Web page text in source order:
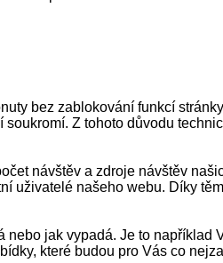
bez zablokování funkcí
Z tohoto důvodu
návštěv a zdroje návštěv
uživatelé našeho webu. Díky
jak vypadá. Je to například
které budou pro Vás co